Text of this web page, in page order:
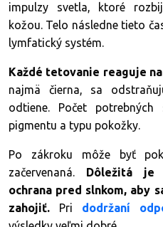
impulzy svetla, ktoré
kožou. Telo následne tieto
lymfatický systém.
Každé tetovanie reaguje
najmä čierna, sa
odtiene. Počet
pigmentu a typu pokožky.
Po zákroku môže byť
začervenaná. Dôležitá je
ochrana pred slnkom, aby
zahojiť. Pri dodržaní